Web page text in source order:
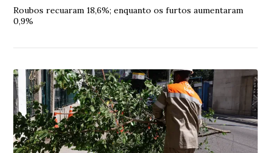
Roubos recuaram 18,6%; enquanto os furtos aumentaram
0,9%